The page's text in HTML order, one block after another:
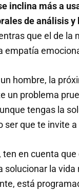
inclina más a
de análisis y
que el de la
empatía
hombre, la
un problema
tengas la
ser que te invite a
ten en cuenta
solucionar la vida
está